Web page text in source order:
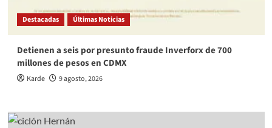
Destacadas Últimas Noticias
Detienen a seis por presunto fraude Inverforx de 700
millones de pesos en CDMX
Karde 9 agosto, 2026